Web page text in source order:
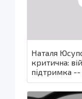
Наталя
критична:
підтримка --